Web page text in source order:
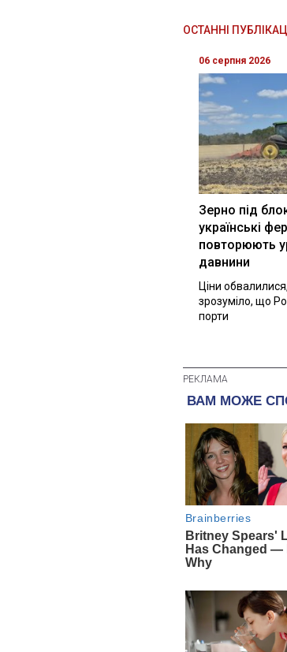
ОСТАННІ
06 серпня 2026
Зерно під
українські
повторюють
давнини
Ціни
зрозуміло, що
порти